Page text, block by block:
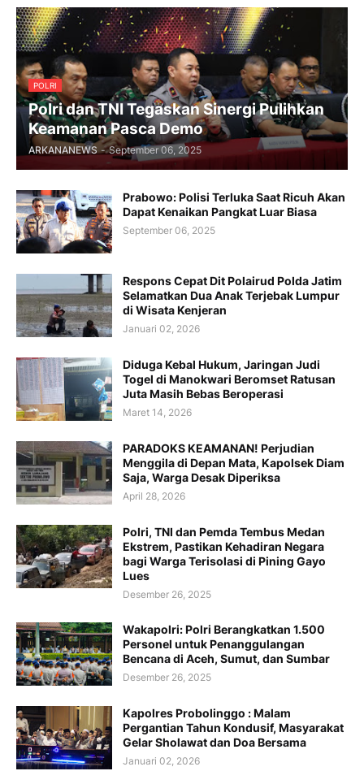
POLRI
Polri dan TNI Tegaskan Sinergi Pulihkan
Keamanan Pasca Demo
ARKANANEWS - September 06, 2025
Prabowo: Polisi Terluka Saat Ricuh Akan
Dapat Kenaikan Pangkat Luar Biasa
September 06, 2025
Respons Cepat Dit Polairud Polda Jatim
Selamatkan Dua Anak Terjebak Lumpur
di Wisata Kenjeran
Januari 02, 2026
Diduga Kebal Hukum, Jaringan Judi
Togel di Manokwari Beromset Ratusan
Juta Masih Bebas Beroperasi
Maret 14, 2026
PARADOKS KEAMANAN! Perjudian
Menggila di Depan Mata, Kapolsek Diam
Saja, Warga Desak Diperiksa
April 28, 2026
Polri, TNI dan Pemda Tembus Medan
Ekstrem, Pastikan Kehadiran Negara
bagi Warga Terisolasi di Pining Gayo
Lues
Desember 26, 2025
Wakapolri: Polri Berangkatkan 1.500
Personel untuk Penanggulangan
Bencana di Aceh, Sumut, dan Sumbar
Desember 26, 2025
Kapolres Probolinggo : Malam
Pergantian Tahun Kondusif, Masyarakat
Gelar Sholawat dan Doa Bersama
Januari 02, 2026